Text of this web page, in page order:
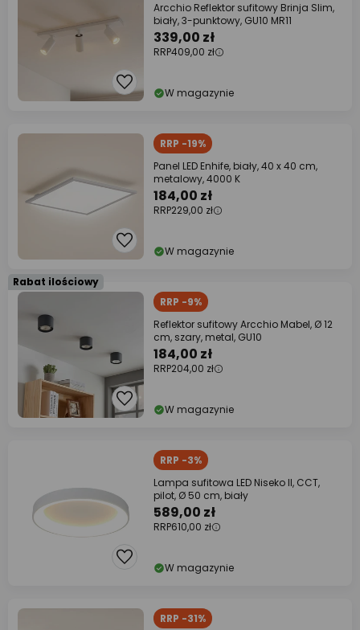
Arcchio Reflektor sufitowy Brinja Slim,
biały, 3-punktowy, GU10 MR11
339,00 zł
RRP409,00 zł
W magazynie
RRP -19%
Panel LED Enhife, biały, 40 x 40 cm,
metalowy, 4000 K
184,00 zł
RRP229,00 zł
W magazynie
Rabat ilościowy
RRP -9%
Reflektor sufitowy Arcchio Mabel, Ø 12
cm, szary, metal, GU10
184,00 zł
RRP204,00 zł
W magazynie
RRP -3%
Lampa sufitowa LED Niseko II, CCT,
pilot, Ø 50 cm, biały
589,00 zł
RRP610,00 zł
W magazynie
RRP -31%